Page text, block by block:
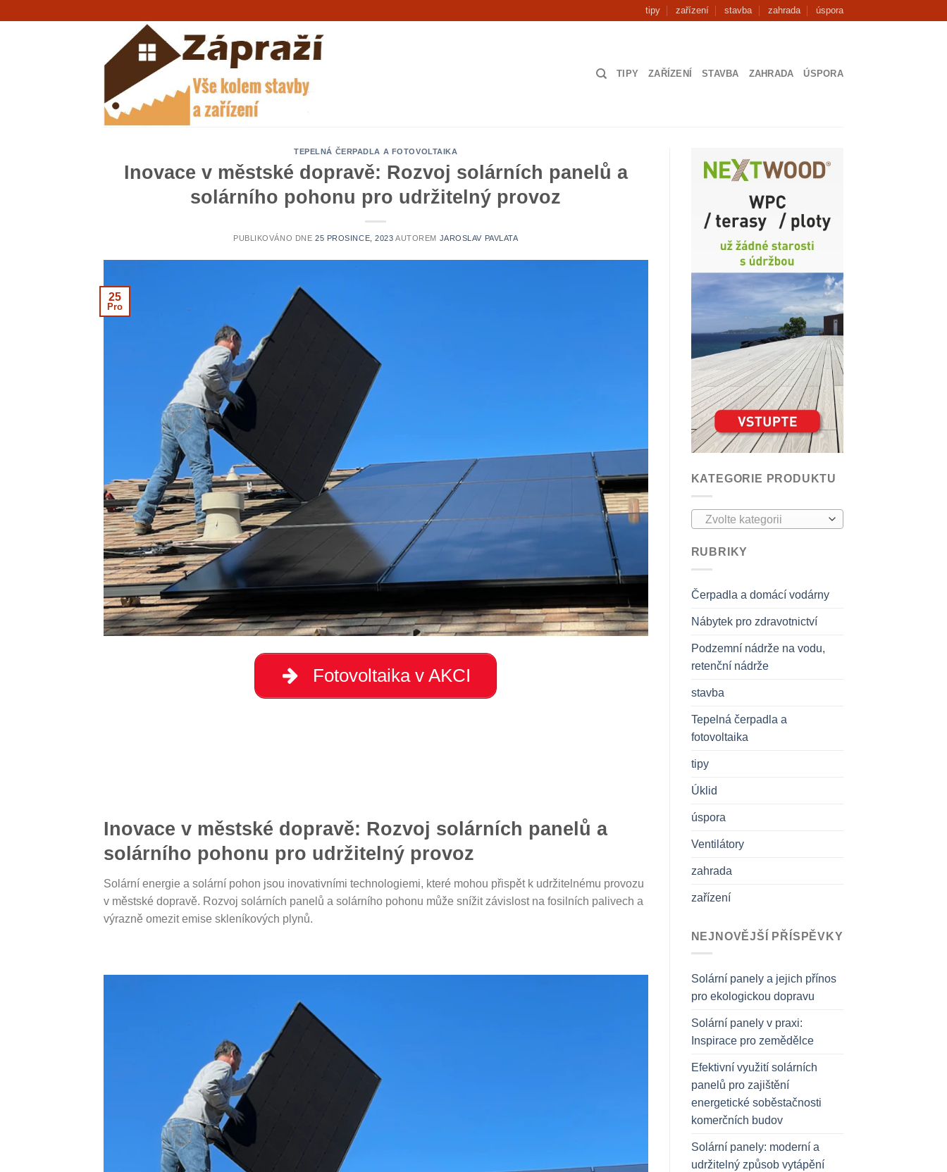
tipy zařízení stavba zahrada úspora
TIPY ZAŘÍZENÍ STAVBA ZAHRADA ÚSPORA
TEPELNÁ ČERPADLA A FOTOVOLTAIKA
Inovace v městské dopravě: Rozvoj solárních panelů a
solárního pohonu pro udržitelný provoz
PUBLIKOVÁNO DNE 25 PROSINCE, 2023 AUTOREM JAROSLAV PAVLATA
25
Pro
Fotovoltaika v AKCI
Inovace v městské dopravě: Rozvoj solárních panelů a
solárního pohonu pro udržitelný provoz
Solární energie a solární pohon jsou inovativními technologiemi, které mohou přispět k udržitelnému provozu
v městské dopravě. Rozvoj solárních panelů a solárního pohonu může snížit závislost na fosilních palivech a
výrazně omezit emise skleníkových plynů.
KATEGORIE PRODUKTU
Zvolte kategorii
RUBRIKY
Čerpadla a domácí vodárny
Nábytek pro zdravotnictví
Podzemní nádrže na vodu,
retenční nádrže
stavba
Tepelná čerpadla a
fotovoltaika
tipy
Úklid
úspora
Ventilátory
zahrada
zařízení
NEJNOVĚJŠÍ PŘÍSPĚVKY
Solární panely a jejich přínos
pro ekologickou dopravu
Solární panely v praxi:
Inspirace pro zemědělce
Efektivní využití solárních
panelů pro zajištění
energetické soběstačnosti
komerčních budov
Solární panely: moderní a
udržitelný způsob vytápění